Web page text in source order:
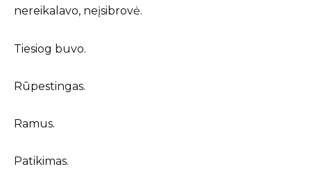
nereikalavo, neįsibrovė.
Tiesiog buvo.
Rūpestingas.
Ramus.
Patikimas.